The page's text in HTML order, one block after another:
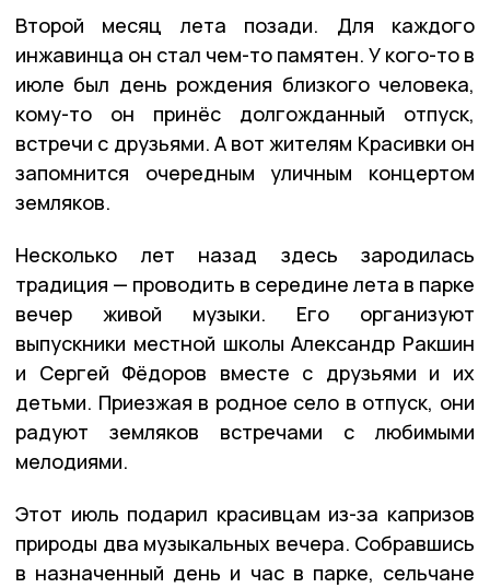
Второй месяц лета позади. Для каждого
инжавинца он стал чем-то памятен. У кого-то в
июле был день рождения близкого человека,
кому-то он принёс долгожданный отпуск,
встречи с друзьями. А вот жителям Красивки он
запомнится очередным уличным концертом
земляков.
Несколько лет назад здесь зародилась
традиция — проводить в середине лета в парке
вечер живой музыки. Его организуют
выпускники местной школы Александр Ракшин
и Сергей Фёдоров вместе с друзьями и их
детьми. Приезжая в родное село в отпуск, они
радуют земляков встречами с любимыми
мелодиями.
Этот июль подарил красивцам из-за капризов
природы два музыкальных вечера. Собравшись
в назначенный день и час в парке, сельчане